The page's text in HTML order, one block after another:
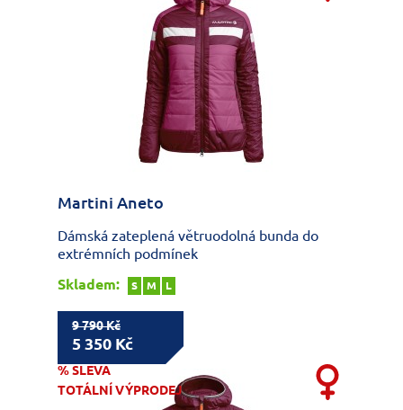
Martini Aneto
Dámská zateplená větruodolná bunda do
extrémních podmínek
Skladem:
S M L
9 790 Kč
5 350 Kč
% SLEVA
TOTÁLNÍ VÝPRODEJ